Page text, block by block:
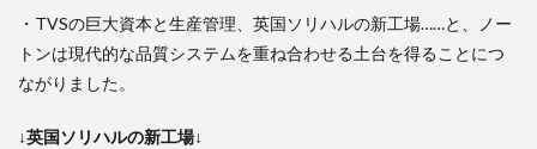
・TVSの巨大資本と生産管理、英国ソリハルの新工場……と、ノー
トンは現代的な品質システムを重ね合わせる土台を得ることにつ
ながりました。
↓英国ソリハルの新工場↓